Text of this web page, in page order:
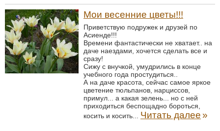
Мои весенние цветы!!!
Приветствую подружек и друзей по
Асиенде!!!
Времени фантастически не хватает.. на
даче наездами, хочется сделать все и
сразу!
Сижу с внучкой, умудрились в конце
учебного года простудиться..
А на даче красота, сейчас самое яркое
цветение тюльпанов, нарциссов,
примул... а какая зелень... но с ней
приходиться беспощадно бороться,
косить и косить... Читать далее»